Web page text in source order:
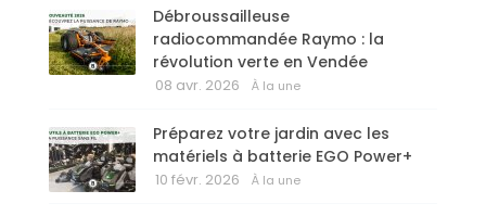
Débroussailleuse
radiocommandée Raymo : la
révolution verte en Vendée
08 avr. 2026 À la une
Préparez votre jardin avec les
matériels à batterie EGO Power+
10 févr. 2026 À la une